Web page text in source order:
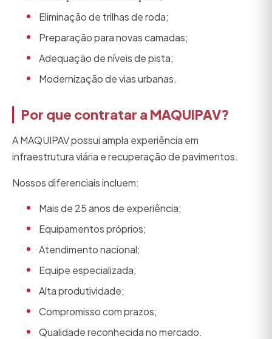
Eliminação de trilhas de roda;
Preparação para novas camadas;
Adequação de níveis de pista;
Modernização de vias urbanas.
Por que contratar a MAQUIPAV?
A MAQUIPAV possui ampla experiência em
infraestrutura viária e recuperação de pavimentos.
Nossos diferenciais incluem:
Mais de 25 anos de experiência;
Equipamentos próprios;
Atendimento nacional;
Equipe especializada;
Alta produtividade;
Compromisso com prazos;
Qualidade reconhecida no mercado.